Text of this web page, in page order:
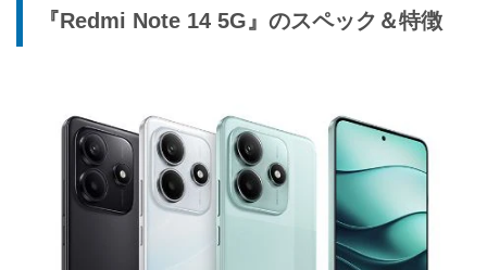
『Redmi Note 14 5G』のスペック＆特徴